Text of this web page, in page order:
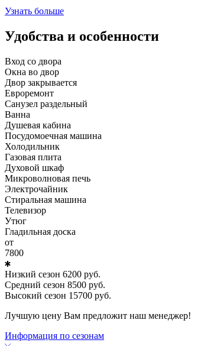
Узнать больше
Удобства и особенности
Вход со двора
Окна во двор
Двор закрывается
Евроремонт
Санузел раздельный
Ванна
Душевая кабина
Посудомоечная машина
Холодильник
Газовая плита
Духовой шкаф
Микроволновая печь
Электрочайник
Стиральная машина
Телевизор
Утюг
Гладильная доска
от
7800
Низкий сезон 6200 руб.
Средний сезон 8500 руб.
Высокий сезон 15700 руб.
Лучшую цену Вам предложит наш менеджер!
Информация по сезонам